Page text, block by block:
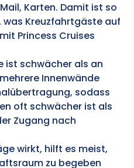
Karten. Damit ist so
Kreuzfahrtgäste auf
Princess Cruises
ist schwächer als an
Innenwände
sodass
oft schwächer ist als
Zugang nach
wirkt, hilft es meist,
zu begeben